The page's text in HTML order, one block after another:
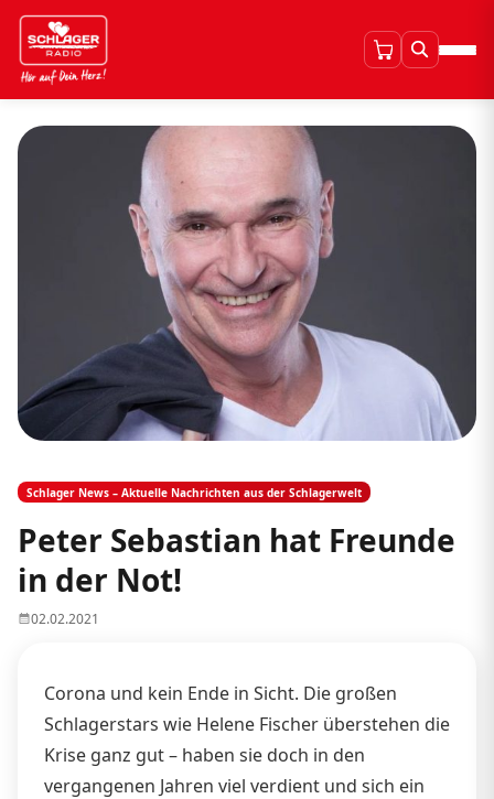
Schlager News – Aktuelle Nachrichten aus der Schlagerwelt
Peter Sebastian hat Freunde
in der Not!
02.02.2021
Corona und kein Ende in Sicht. Die großen
Schlagerstars wie Helene Fischer überstehen die
Krise ganz gut – haben sie doch in den
vergangenen Jahren viel verdient und sich ein